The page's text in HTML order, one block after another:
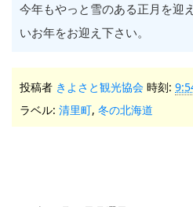
今年もやっと雪のある正月を迎
いお年をお迎え下さい。
投稿者 きよさと観光協会 時刻:
ラベル: 清里町, 冬の北海道